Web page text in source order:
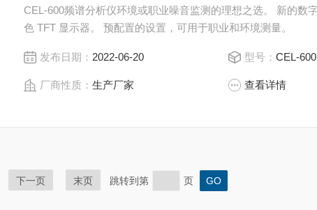
CEL-600频谱分析仪环境或职业噪音监测的理想之选。 新的数字技术，配备高分辨率彩
色 TFT 显示器。 预配置的设置，可用于职业和环境测量。
发布日期： 2022-06-20 型号： CEL-600
厂商性质：生产厂家 查看详情
下一页 末页 跳转到第 页